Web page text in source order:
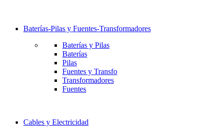
Baterías-Pilas y Fuentes-Transformadores
Baterías y Pilas
Baterías
Pilas
Fuentes y Transfo
Transformadores
Fuentes
Cables y Electricidad